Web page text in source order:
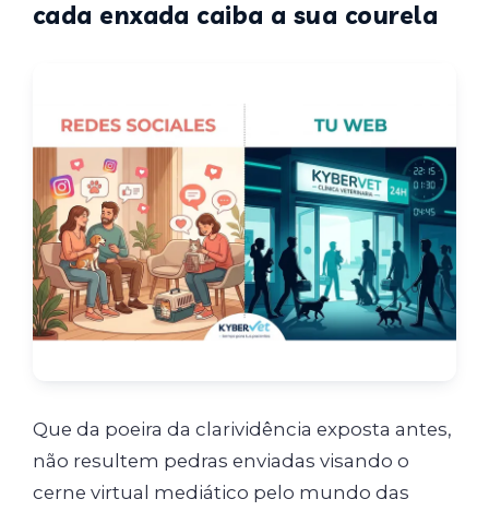
cada enxada caiba a sua courela
Que da poeira da clarividência exposta antes,
não resultem pedras enviadas visando o
cerne virtual mediático pelo mundo das